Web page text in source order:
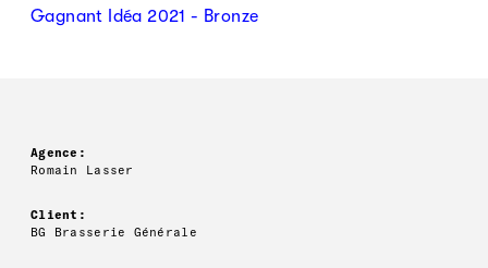
Gagnant Idéa 2021 - Bronze
Agence:
Romain Lasser
Client:
BG Brasserie Générale